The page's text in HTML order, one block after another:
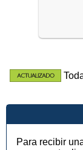
Para recibir